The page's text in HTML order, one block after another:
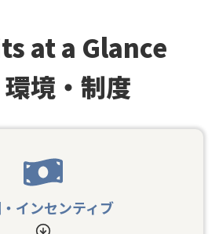
at a Glance
境・制度
インセンティブ